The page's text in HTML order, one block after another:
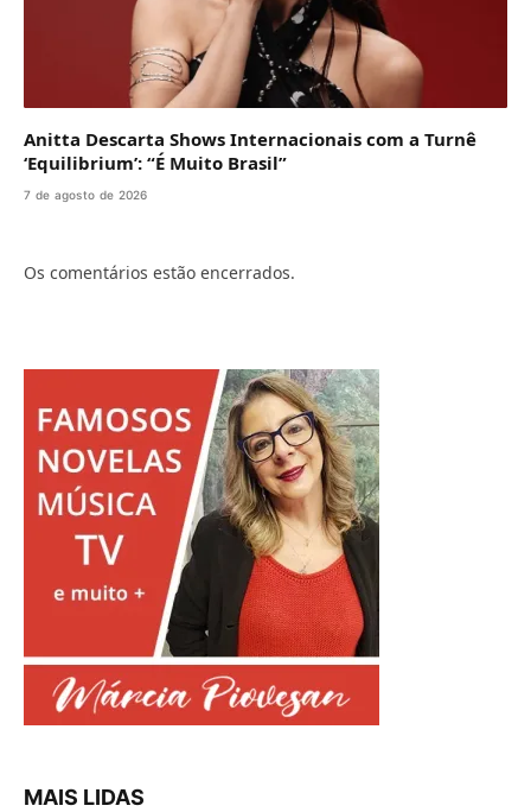
Anitta Descarta Shows Internacionais com a Turnê
‘Equilibrium’: “É Muito Brasil”
7 de agosto de 2026
Os comentários estão encerrados.
MAIS LIDAS